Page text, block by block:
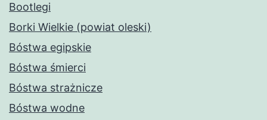
Bootlegi
Borki Wielkie (powiat oleski)
Bóstwa egipskie
Bóstwa śmierci
Bóstwa strażnicze
Bóstwa wodne